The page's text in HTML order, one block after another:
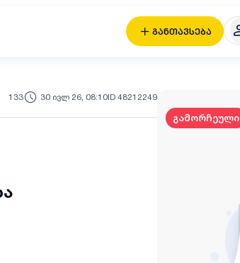
განთავსება
133 30 ივლ 26, 08:10ID 48212249
გამორჩეული